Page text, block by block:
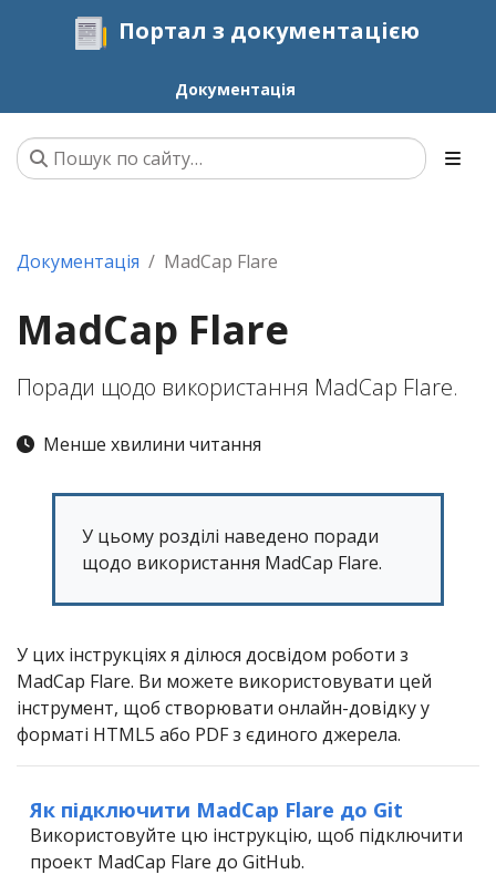
Портал з документацією
Документація
Документація MadCap Flare
MadCap Flare
Поради щодо використання MadCap Flare.
Менше хвилини читання
У цьому розділі наведено поради
щодо використання MadCap Flare.
У цих інструкціях я ділюся досвідом роботи з
MadCap Flare. Ви можете використовувати цей
інструмент, щоб створювати онлайн-довідку у
форматі HTML5 або PDF з єдиного джерела.
Як підключити MadCap Flare до Git
Використовуйте цю інструкцію, щоб підключити
проект MadCap Flare до GitHub.